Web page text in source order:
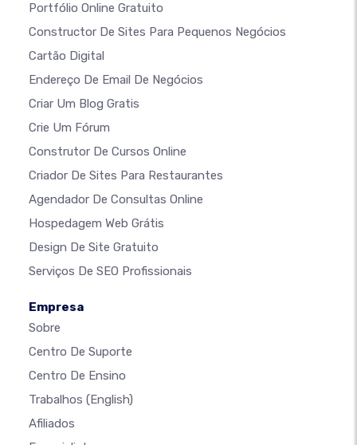
Portfólio Online Gratuito
Constructor De Sites Para Pequenos Negócios
Cartão Digital
Endereço De Email De Negócios
Criar Um Blog Gratis
Crie Um Fórum
Construtor De Cursos Online
Criador De Sites Para Restaurantes
Agendador De Consultas Online
Hospedagem Web Grátis
Design De Site Gratuito
Serviços De SEO Profissionais
Empresa
Sobre
Centro De Suporte
Centro De Ensino
Trabalhos (English)
Afiliados